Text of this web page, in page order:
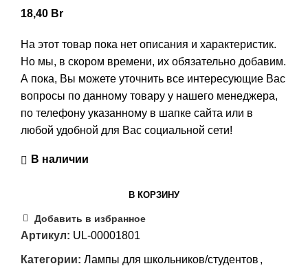
18,40 Br
На этот товар пока нет описания и характеристик.
Но мы, в скором времени, их обязательно добавим.
А пока, Вы можете уточнить все интересующие Вас
вопросы по данному товару у нашего менеджера,
по телефону указанному в шапке сайта или в
любой удобной для Вас социальной сети!
В наличии
В КОРЗИНУ
Добавить в избранное
Артикул: UL-00001801
Категории: Лампы для школьников/студентов ,